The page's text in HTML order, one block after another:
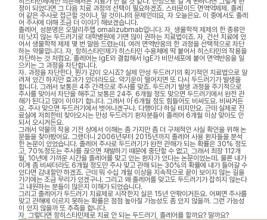
정이 되었다면 그 다음 치료 과정의 선택이 필요하겠죠. 스테로이드 면역억제제. 졸레
어 같은 주사로 접근할 것이냐, 말 것이냐의 문제인데요, 자 오늘은요. 이 중에서도 졸레
어 주사에 대해 조금 더 이야기 해보겠습니다.
졸레어, 성분명은 오말리주맵 omalizubmab입니다. 자, 생물학적 제제의 한 종류인
데 낫지 않는 두드러기로 대학병원에 가면 많이 권하는 치료법이죠. 자, 건선 치료에 있
어서 생물학적 제제 몇 번 말씀 드렸는데. 여러 면역반응의 한 과정을 선택적으로 차단
하는 약물입니다. 자, 항히스타민제가 히스타민 수용체에 딱 붙어서 히스타민의 작용을
차단하는 것 처럼요. 졸레어는 IgE와 결합해서 IgE가 비만세포에 붙어 면역반응을 일
으키는 그 과정을 차단합니다.
자. 과정을 차단한다, 뭔가 감이 오시죠? 실제 만성 두드러기의 획기적인 치료법으로 알
려져 있긴 하지만 효과가 있더라도요. 약기운이 떨어지면 또 다시 두드러기가 발생을
합니다. 그래서 보통은 4주 간격으로 주사를 맞죠. 두드러기 발생 과정을 주기적으로
주사를 맞아서 차단을 해주고 보통은 24주, 6개월 정도 맞으면 두드러기에서 완전 관
해가 된다고 많이 이야기 합니다. 그래서 아 6개월 정도 힘들어도 비싸도요. 비싸거든
요. 주사 맞으면 두드러기에서 벗어나겠구나. 다행이다 하실 테지만요. 근데 실제로 진
료실에 저희한테 찾아오시는 만성 두드러기 환자분들이 졸레어 6개월 이상 맞아도 안
되서 오시거든요.
그래서 약물의 작용 기전 상에서 이해는 좀 가지만 좀 더 구체적인 사실 확인을 위해 논
문들을 찾아봤어요. 그랬더니 2006년부터 2015년까지 졸레어 사용 환자들을 분석
한 논문이 있었습니다. 졸레어 주사로 두드러기가 완전 관해가 되는 확률은 30% 정도
고, 70％정도는 주사를 끊으면 재발하기 때문에 중단할 수 없고, 그래서 최장 112개
월, 10년에 가까운 시간을 졸레어를 맞고 있는 환자가 있다는 논문이었는데. 물론 내가
이게 좀 비싸더라도 6개월 정도만 주사 맞고 관해 되는 30%의 확률에 내가 들어갈 수
있다면 감내할만 하겠죠. 근데 뭐 수십 개월 이상을 지속적으로 끝이 보이지 않는 길을
가기에는 조금 무리가 있겠구나. 그리고 왜 졸레어를 맞고도 두드러기가 잡히지 않는다
고 내원하는 분들이 많은지 이해가 되었습니다.
그리고 졸레어가 두드러기 치료제로 시작한지 실은 15년 안팎이거든요. 어쩌면 주사를
맞고 관해에 이르지 못하는 확률은 점점 높아질 가능성도 좀 있지 않을까. 그런 가능성
이 있지 않을까 또 추측을 합니다.
자, 그렇다면 항히스타민제로 치료 안 되는 두드러기, 졸레어를 할까요? 말까요?